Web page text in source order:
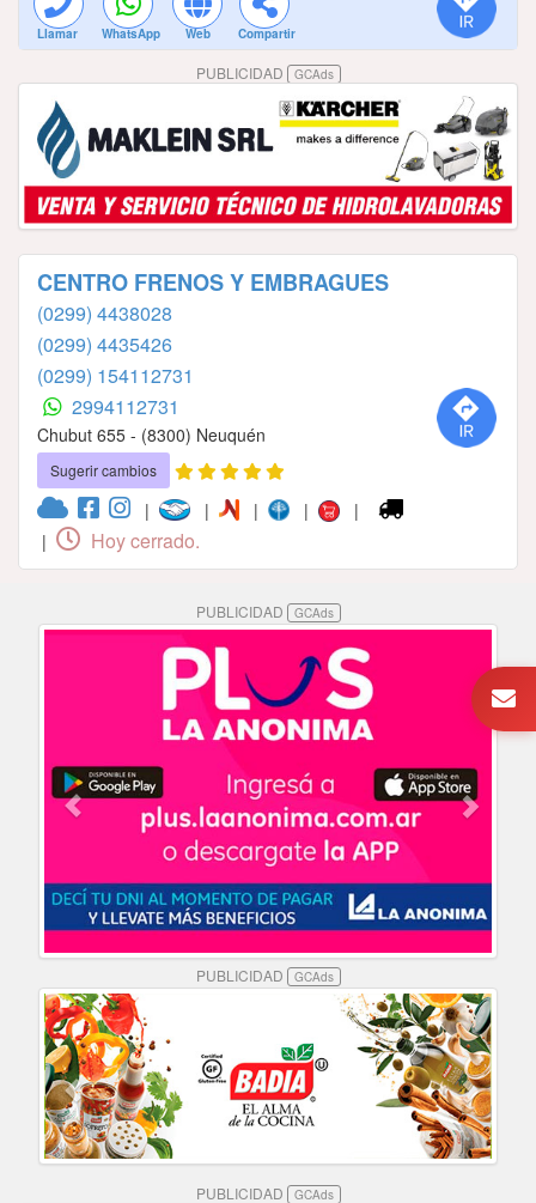
Llamar WhatsApp Web Compartir
PUBLICIDAD GCAds
CENTRO FRENOS Y EMBRAGUES
(0299) 4438028
(0299) 4435426
(0299) 154112731
2994112731
Chubut 655 - (8300) Neuquén
Sugerir cambios
| | | |
|
|
Hoy cerrado.
PUBLICIDAD GCAds
PUBLICIDAD GCAds
PUBLICIDAD GCAds